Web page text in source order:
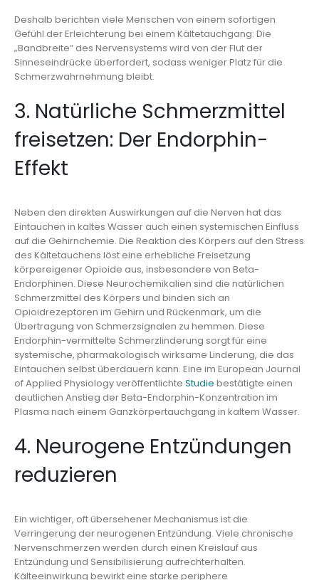
Deshalb berichten viele Menschen von einem sofortigen
Gefühl der Erleichterung bei einem Kältetauchgang: Die
„Bandbreite“ des Nervensystems wird von der Flut der
Sinneseindrücke überfordert, sodass weniger Platz für die
Schmerzwahrnehmung bleibt.
3. Natürliche Schmerzmittel
freisetzen: Der Endorphin-
Effekt
Neben den direkten Auswirkungen auf die Nerven hat das
Eintauchen in kaltes Wasser auch einen systemischen Einfluss
auf die Gehirnchemie. Die Reaktion des Körpers auf den Stress
des Kältetauchens löst eine erhebliche Freisetzung
körpereigener Opioide aus, insbesondere von Beta-
Endorphinen. Diese Neurochemikalien sind die natürlichen
Schmerzmittel des Körpers und binden sich an
Opioidrezeptoren im Gehirn und Rückenmark, um die
Übertragung von Schmerzsignalen zu hemmen. Diese
Endorphin-vermittelte Schmerzlinderung sorgt für eine
systemische, pharmakologisch wirksame Linderung, die das
Eintauchen selbst überdauern kann. Eine im European Journal
of Applied Physiology veröffentlichte Studie bestätigte einen
deutlichen Anstieg der Beta-Endorphin-Konzentration im
Plasma nach einem Ganzkörpertauchgang in kaltem Wasser.
4. Neurogene Entzündungen
reduzieren
Ein wichtiger, oft übersehener Mechanismus ist die
Verringerung der neurogenen Entzündung. Viele chronische
Nervenschmerzen werden durch einen Kreislauf aus
Entzündung und Sensibilisierung aufrechterhalten.
Kälteeinwirkung bewirkt eine starke periphere